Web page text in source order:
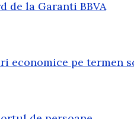
de la Garanti BBVA
economice pe termen